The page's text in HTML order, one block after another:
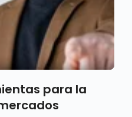
para la